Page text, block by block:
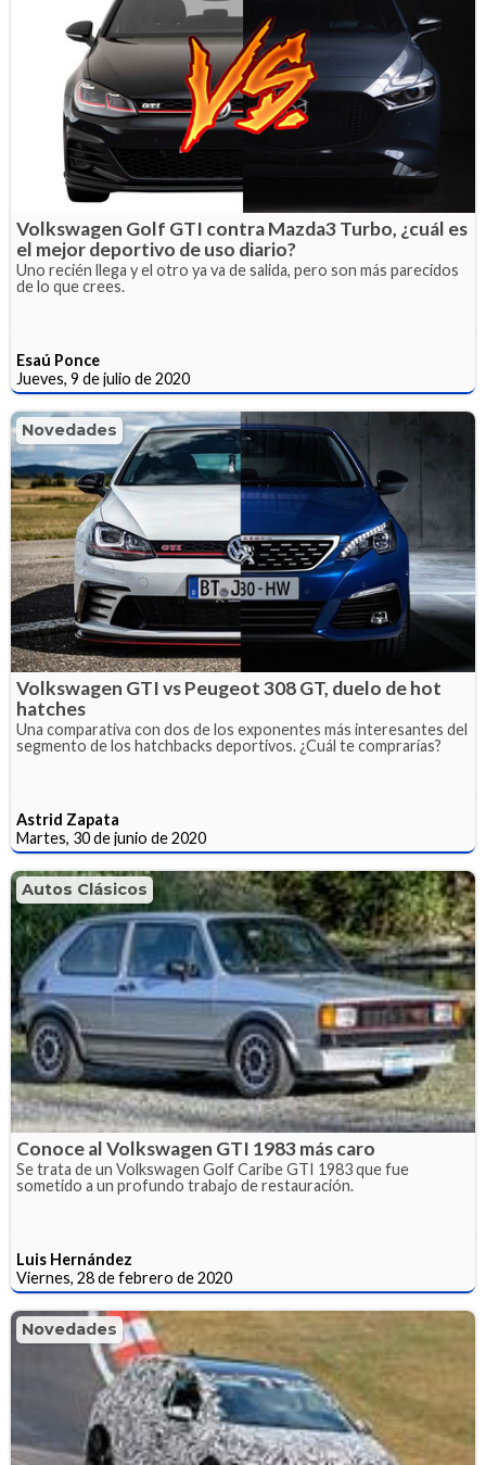
Volkswagen Golf GTI contra Mazda3 Turbo, ¿cuál es
el mejor deportivo de uso diario?
Uno recién llega y el otro ya va de salida, pero son más parecidos
de lo que crees.
Esaú Ponce
Jueves, 9 de julio de 2020
Novedades
Volkswagen GTI vs Peugeot 308 GT, duelo de hot
hatches
Una comparativa con dos de los exponentes más interesantes del
segmento de los hatchbacks deportivos. ¿Cuál te comprarías?
Astrid Zapata
Martes, 30 de junio de 2020
Autos Clásicos
Conoce al Volkswagen GTI 1983 más caro
Se trata de un Volkswagen Golf Caribe GTI 1983 que fue
sometido a un profundo trabajo de restauración.
Luis Hernández
Viernes, 28 de febrero de 2020
Novedades